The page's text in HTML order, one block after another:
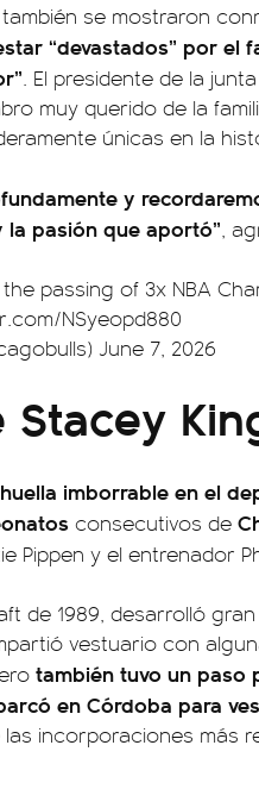
también se mostraron
“devastados” por el
. El presidente de la
muy querido de la
únicas en la
y
pasión que aportó”,
passing of 3x NBA
NSyeopd880
June 7, 2026
imborrable en el
consecutivos de
Pippen y el entrenador
de 1989, desarrolló
vestuario con
también tuvo un paso
en Córdoba para
incorporaciones más